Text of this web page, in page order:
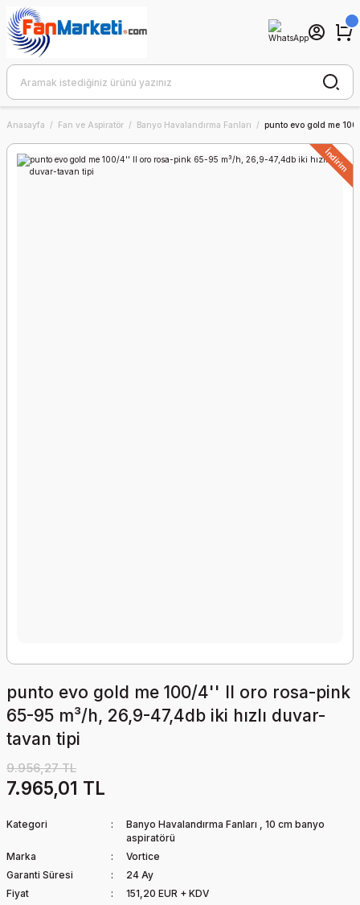
Anasayfa Fan ve Aspiratör Banyo Havalandırma Fanları punto evo gold me
İndirim
punto evo gold me 100/4'' ll oro rosa-pink
65-95 m³/h, 26,9-47,4db iki hızlı duvar-
tavan tipi
9.956,27 TL
7.965,01 TL
Kategori Banyo Havalandırma Fanları , 10 cm banyo
aspiratörü
Marka
Vortice
Garanti Süresi
24 Ay
Fiyat
151,20 EUR + KDV